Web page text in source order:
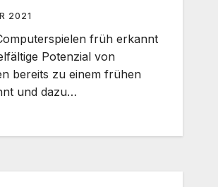
2021
früh erkannt
Potenzial von
bereits zu einem frühen
und dazu…